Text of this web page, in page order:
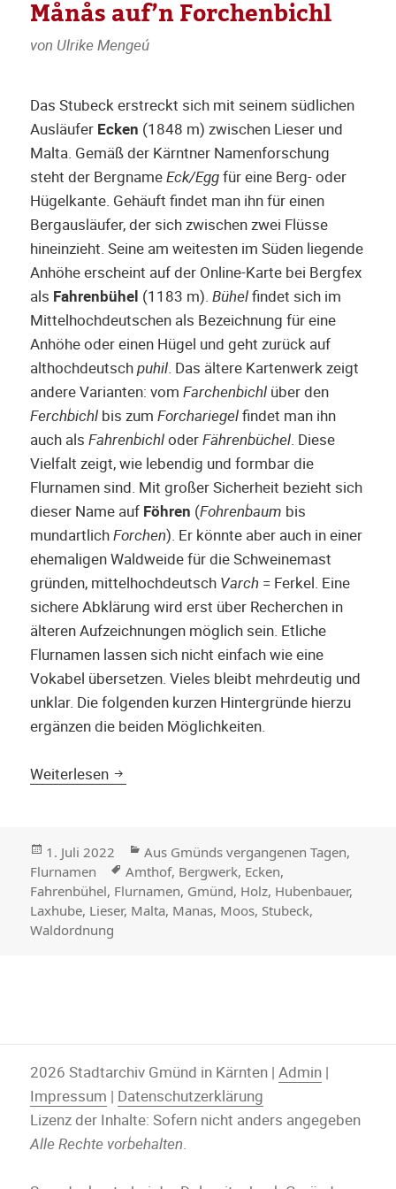
Månås auf’n Forchenbichl
von Ulrike Mengeú
Das Stubeck erstreckt sich mit seinem südlichen
Ausläufer Ecken (1848 m) zwischen Lieser und
Malta. Gemäß der Kärntner Namenforschung
steht der BergnameEck/Eggfür eine Berg- oder
Hügelkante. Gehäuft findet man ihn für einen
Bergausläufer, der sich zwischen zwei Flüsse
hineinzieht. Seine am weitesten im Süden liegende
Anhöhe erscheint auf der Online-Karte bei Bergfex
als Fahrenbühel (1183 m).Bühelfindet sich im
Mittelhochdeutschen als Bezeichnung für eine
Anhöhe oder einen Hügel und geht zurück auf
althochdeutschpuhil. Das ältere Kartenwerk zeigt
andere Varianten: vomFarchenbichl über den
Ferchbichl bis zumForchariegelfindet man ihn
auch alsFahrenbichloderFährenbüchel. Diese
Vielfalt zeigt, wie lebendig und formbar die
Flurnamen sind. Mit großer Sicherheit bezieht sich
dieser Name auf Föhren (Fohrenbaum bis
mundartlichForchen). Er könnte aber auch in einer
ehemaligen Waldweide für die Schweinemast
gründen, mittelhochdeutsch Varch = Ferkel. Eine
sichere Abklärung wird erst über Recherchen in
älteren Aufzeichnungen möglich sein. Etliche
Flurnamen lassen sich nicht einfach wie eine
Vokabel übersetzen. Vieles bleibt mehrdeutig und
unklar. Die folgenden kurzen Hintergründe hierzu
ergänzen die beiden Möglichkeiten.
Weiterlesen Vom Hueb’nbauer über’n Månås auf’n
Veröffentlicht
am
1. Juli 2022 Kategorien
Aus Gmünds vergangenen Tagen,
Flurnamen
Stichwörter
Amthof, Bergwerk, Ecken,
Fahrenbühel, Flurnamen, Gmünd, Holz, Hubenbauer,
Laxhube, Lieser, Malta, Manas, Moos, Stubeck,
Waldordnung
2026 Stadtarchiv Gmünd in Kärnten |Admin |
Impressum | Datenschutzerklärung
Lizenz der Inhalte: Sofern nicht anders angegeben
Alle Rechte vorbehalten.